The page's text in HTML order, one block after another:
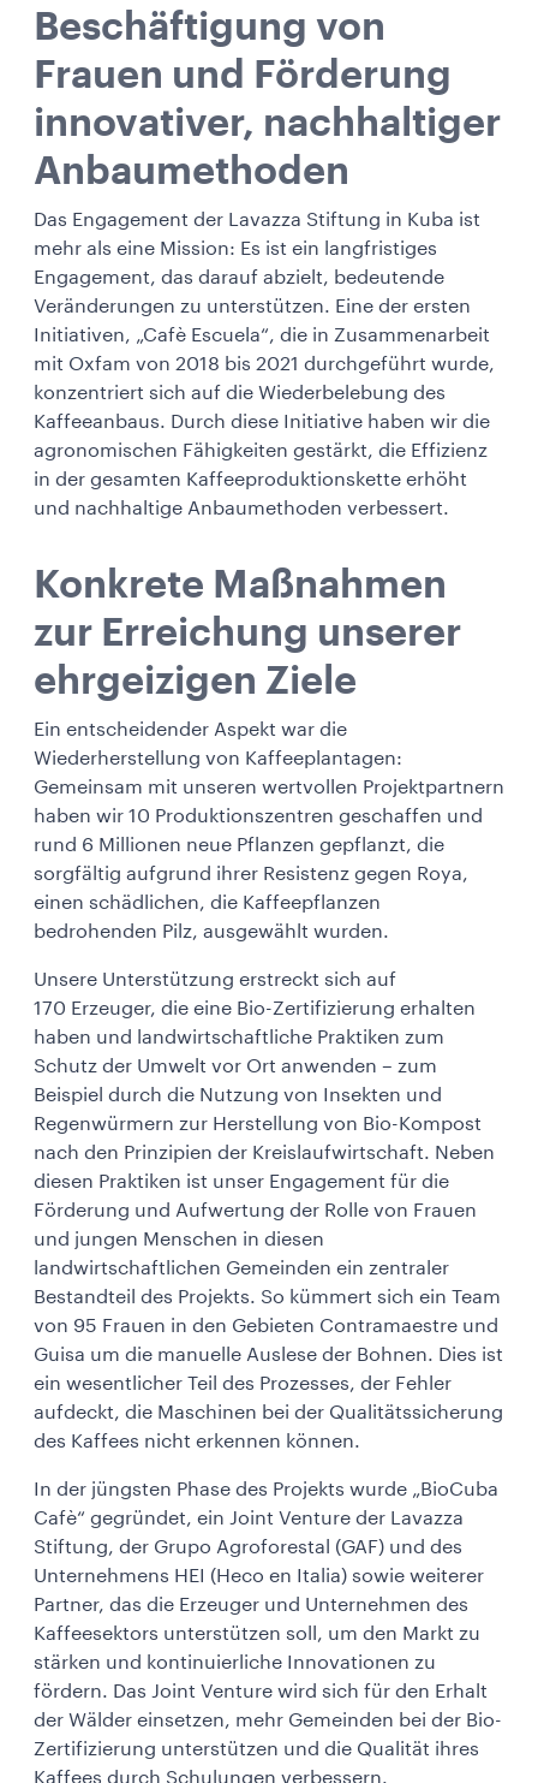
Beschäftigung von
Frauen und Förderung
innovativer, nachhaltiger
Anbaumethoden
Das Engagement der Lavazza Stiftung in Kuba ist
mehr als eine Mission: Es ist ein langfristiges
Engagement, das darauf abzielt, bedeutende
Veränderungen zu unterstützen. Eine der ersten
Initiativen, „Cafè Escuela“, die in Zusammenarbeit
mit Oxfam von 2018 bis 2021 durchgeführt wurde,
konzentriert sich auf die Wiederbelebung des
Kaffeeanbaus. Durch diese Initiative haben wir die
agronomischen Fähigkeiten gestärkt, die Effizienz
in der gesamten Kaffeeproduktionskette erhöht
und nachhaltige Anbaumethoden verbessert.
Konkrete Maßnahmen
zur Erreichung unserer
ehrgeizigen Ziele
Ein entscheidender Aspekt war die
Wiederherstellung von Kaffeeplantagen:
Gemeinsam mit unseren wertvollen Projektpartnern
haben wir 10 Produktionszentren geschaffen und
rund 6 Millionen neue Pflanzen gepflanzt, die
sorgfältig aufgrund ihrer Resistenz gegen Roya,
einen schädlichen, die Kaffeepflanzen
bedrohenden Pilz, ausgewählt wurden.
Unsere Unterstützung erstreckt sich auf
170 Erzeuger, die eine Bio-Zertifizierung erhalten
haben und landwirtschaftliche Praktiken zum
Schutz der Umwelt vor Ort anwenden – zum
Beispiel durch die Nutzung von Insekten und
Regenwürmern zur Herstellung von Bio-Kompost
nach den Prinzipien der Kreislaufwirtschaft. Neben
diesen Praktiken ist unser Engagement für die
Förderung und Aufwertung der Rolle von Frauen
und jungen Menschen in diesen
landwirtschaftlichen Gemeinden ein zentraler
Bestandteil des Projekts. So kümmert sich ein Team
von 95 Frauen in den Gebieten Contramaestre und
Guisa um die manuelle Auslese der Bohnen. Dies ist
ein wesentlicher Teil des Prozesses, der Fehler
aufdeckt, die Maschinen bei der Qualitätssicherung
des Kaffees nicht erkennen können.
In der jüngsten Phase des Projekts wurde „BioCuba
Cafè“ gegründet, ein Joint Venture der Lavazza
Stiftung, der Grupo Agroforestal (GAF) und des
Unternehmens HEI (Heco en Italia) sowie weiterer
Partner, das die Erzeuger und Unternehmen des
Kaffeesektors unterstützen soll, um den Markt zu
stärken und kontinuierliche Innovationen zu
fördern. Das Joint Venture wird sich für den Erhalt
der Wälder einsetzen, mehr Gemeinden bei der Bio-
Zertifizierung unterstützen und die Qualität ihres
Kaffees durch Schulungen verbessern.